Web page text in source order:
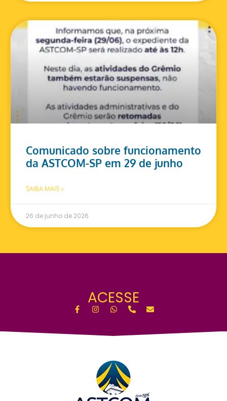
Comunicado sobre funcionamento
da ASTCOM-SP em 29 de junho
SAIBA MAIS »
26 de junho de 2026
ACESSE